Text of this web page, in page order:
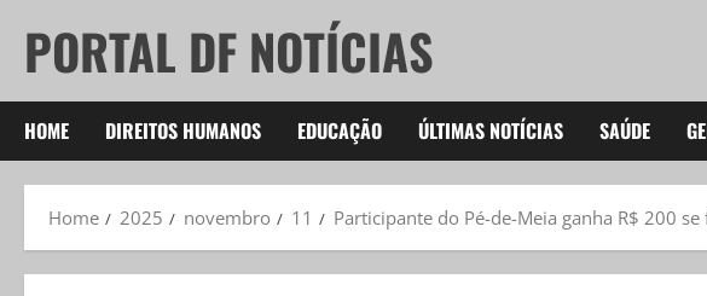
content
PORTAL DF NOTÍCIAS
HOME DIREITOS HUMANOS EDUCAÇÃO ÚLTIMAS NOTÍCIAS SAÚDE
Home 2025 novembro 11 Participante do Pé-de-Meia ganha R$ 200